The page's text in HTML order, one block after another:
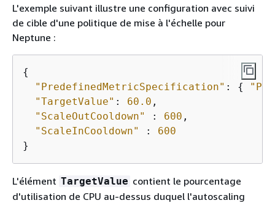
L'exemple suivant illustre une configuration avec suivi
de cible d'une politique de mise à l'échelle pour
Neptune :
{
"PredefinedMetricSpecification" : {
"TargetValue" : 60.0 ,
"ScaleOutCooldown"
: 600 ,
"ScaleInCooldown"
: 600
}
L'élément TargetValue contient le pourcentage
d'utilisation de CPU au-dessus duquel l'autoscaling